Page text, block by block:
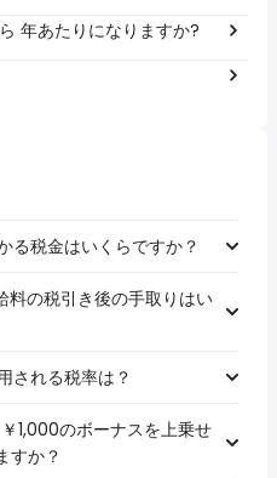
年あたりになりますか?
る税金はいくらですか？
の税引き後の手取りはい
される税率は？
1,000のボーナスを上乗せ
すか？